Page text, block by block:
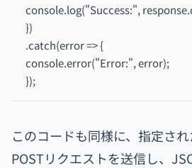
console.log("Success:",
})
.catch(error => {
console.error("Error:", error);
});
このコードも同様に、指定さ
POSTリクエストを送信し、